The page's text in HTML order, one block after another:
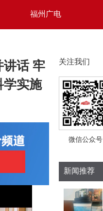
福州广电
话 牢
学实施
关注我们
微信公众号
新闻推荐